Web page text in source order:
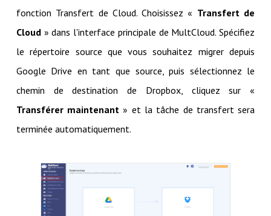
fonction Transfert de Cloud. Choisissez « Transfert de
Cloud» dans l'interface principale de MultCloud. Spécifiez
le répertoire source que vous souhaitez migrer depuis
Google Drive en tant que source, puis sélectionnez le
chemin de destination de Dropbox, cliquez sur «
Transférer maintenant » et la tâche de transfert sera
terminée automatiquement.